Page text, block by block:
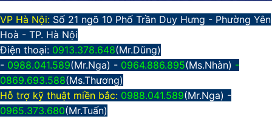
VP Hà Nội: Số 21 ngõ 10 Phố Trần Duy Hưng - Phường Yên
Hoà - TP. Hà Nội
Điện thoại: 0913.378.648(Mr.Dũng)
- 0988.041.589(Mr.Nga) - 0964.886.895(Ms.Nhàn) -
0869.693.588(Ms.Thương)
Hỗ trợ kỹ thuật miền bắc: 0988.041.589(Mr.Nga) -
0965.373.680(Mr.Tuấn)